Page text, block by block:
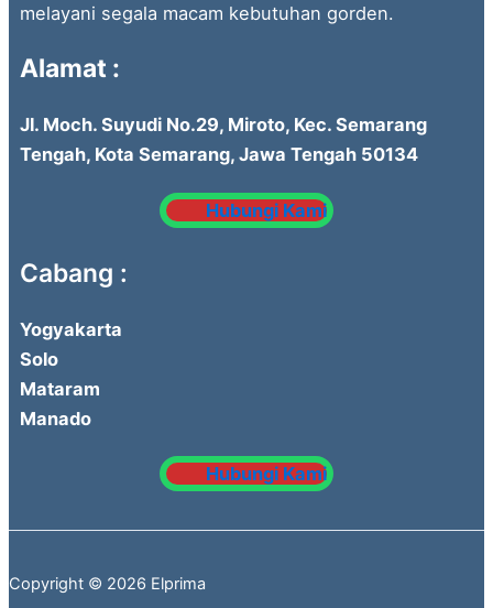
melayani segala macam kebutuhan gorden.
Alamat :
Jl. Moch. Suyudi No.29, Miroto, Kec. Semarang
Tengah, Kota Semarang, Jawa Tengah 50134
Hubungi Kami
Cabang :
Yogyakarta
Solo
Mataram
Manado
Hubungi Kami
Copyright © 2026 Elprima